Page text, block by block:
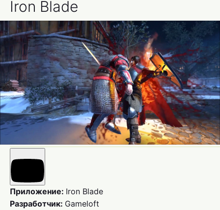
Iron Blade
Приложение: Iron Blade
Разработчик: Gameloft